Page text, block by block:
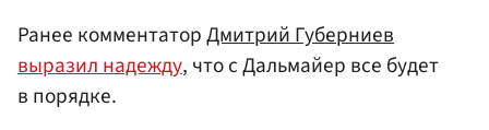
Ранее комментаторДмитрий Губерниев
выразил надежду, что с Дальмайер все будет
в порядке.